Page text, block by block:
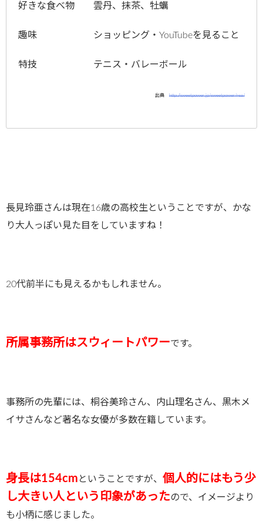
好きな食べ物 雲丹、抹茶、牡蠣
趣味 ショッピング・YouTubeを見ること
特技 テニス・バレーボール
出典 http://sweetpower.jp/sweetpower/rea/
長見玲亜さんは現在16歳の高校生ということですが、かな
り大人っぽい見た目をしていますね！
20代前半にも見えるかもしれません。
所属事務所はスウィートパワーです。
事務所の先輩には、桐谷美玲さん、内山理名さん、黒木メ
イサさんなど著名な女優が多数在籍しています。
身長は154cm ということですが、 個人的にはもう少
し大きい人という印象があったので、イメージより
も小柄に感じました。